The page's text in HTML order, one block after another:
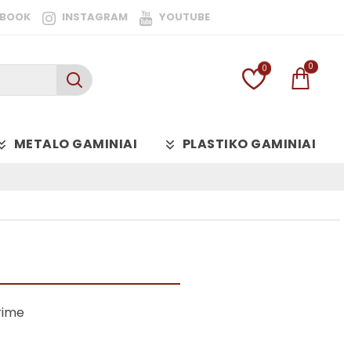
INSTAGRAM YOUTUBE
0 0
METALO GAMINIAI PLASTIKO GAMINIAI